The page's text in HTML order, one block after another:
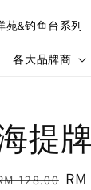
苑&钓鱼台系列
各大品牌商
提
128.00